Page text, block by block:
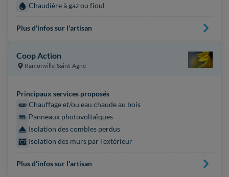
Chaudière à gaz ou fioul
Plus d'infos sur l'artisan
Coop Action
Ramonville-Saint-Agne
Principaux services proposés
Chauffage et/ou eau chaude au bois
Panneaux photovoltaïques
Isolation des combles perdus
Isolation des murs par l'extérieur
Plus d'infos sur l'artisan